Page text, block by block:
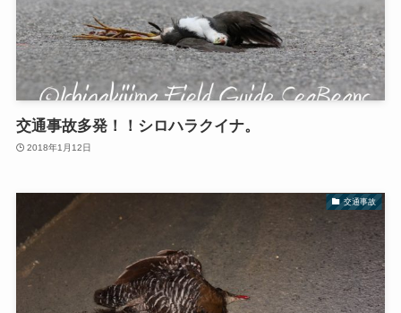
交通事故多発！！シロハラクイナ。
2018年1月12日
交通事故